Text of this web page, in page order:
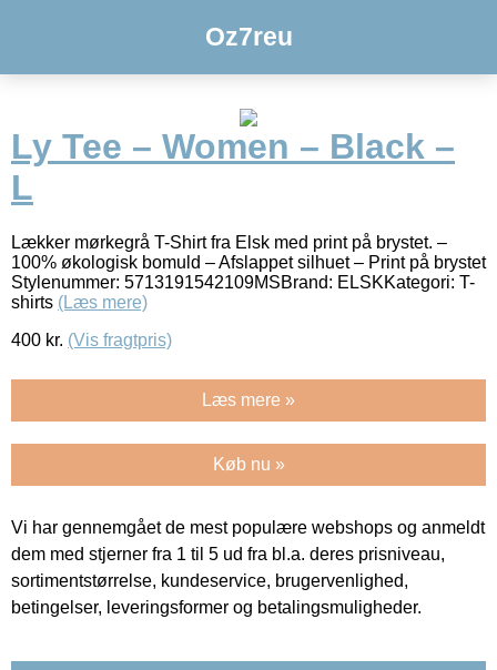
Oz7reu
Ly Tee – Women – Black –
L
Lækker mørkegrå T-Shirt fra Elsk med print på brystet. –
100% økologisk bomuld – Afslappet silhuet – Print på brystet
Stylenummer: 5713191542109MSBrand: ELSKKategori: T-
shirts (Læs mere)
400 kr. (Vis fragtpris)
Læs mere »
Køb nu »
Vi har gennemgået de mest populære webshops og anmeldt
dem med stjerner fra 1 til 5 ud fra bl.a. deres prisniveau,
sortimentstørrelse, kundeservice, brugervenlighed,
betingelser, leveringsformer og betalingsmuligheder.